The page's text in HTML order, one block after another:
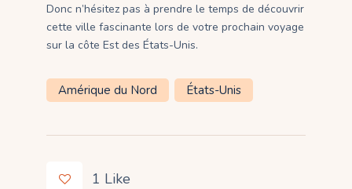
Donc n’hésitez pas à prendre le temps de découvrir
cette ville fascinante lors de votre prochain voyage
sur la côte Est des États-Unis.
Amérique du Nord États-Unis
1 Like